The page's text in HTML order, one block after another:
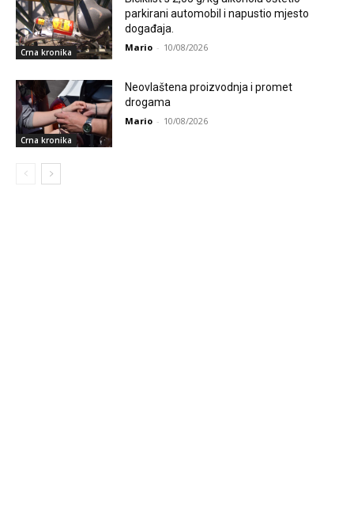
Crna kronika
parkirani automobil i napustio mjesto
događaja.
Mario - 10/08/2026
Crna kronika
Neovlaštena proizvodnja i promet
drogama
Mario - 10/08/2026